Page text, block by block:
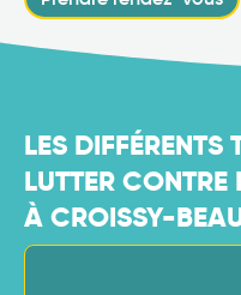
LES DIFFÉRENTS
LUTTER CONTRE
À CROISSY-